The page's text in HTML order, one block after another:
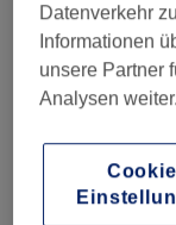
Aesthetik
4,9
Hydrafacial
30 Min.
Datenverkehr
Informationen
unsere Partner
Analysen weiter.